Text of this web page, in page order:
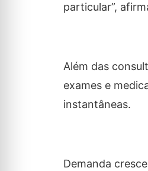
particular”,
Além das
exames e
instantâneas.
Demanda